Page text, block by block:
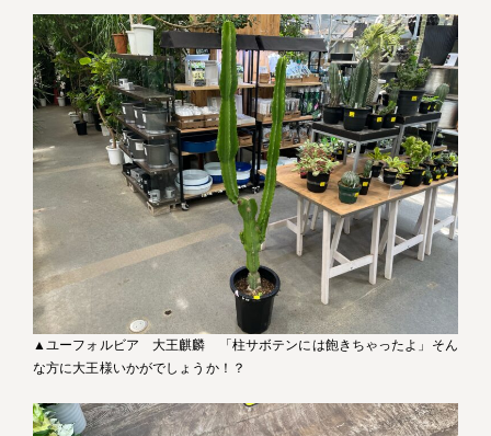
▲ユーフォルビア 大王麒麟 「柱サボテンには飽きちゃったよ」そん
な方に大王様いかがでしょうか！？